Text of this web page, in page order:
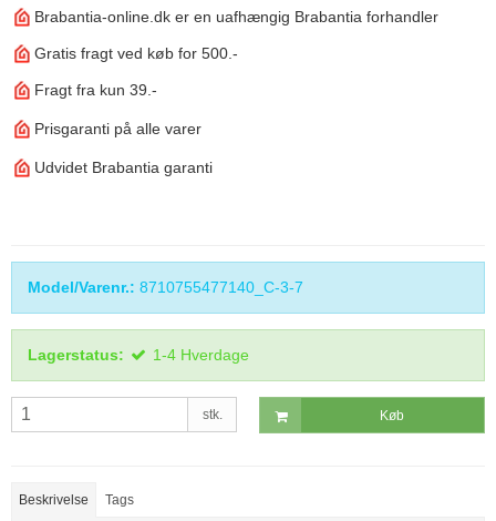
Brabantia-online.dk er en uafhængig Brabantia forhandler
Gratis fragt ved køb for 500.-
Fragt fra kun 39.-
Prisgaranti på alle varer
Udvidet Brabantia garanti
Model/Varenr.: 8710755477140_C-3-7
Lagerstatus: 1-4 Hverdage
stk. Køb
Beskrivelse Tags